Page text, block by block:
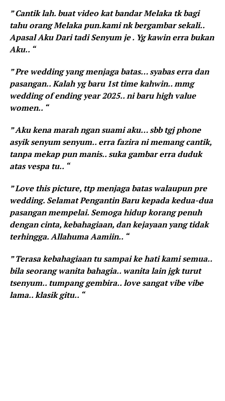
” Cantik lah. buat video kat bandar Melaka tk bagi
tahu orang Melaka pun.kami nk bergambar sekali..
Apasal Aku Dari tadi Senyum je . Yg kawin erra bukan
Aku.. “
” Pre wedding yang menjaga batas… syabas erra dan
pasangan.. Kalah yg baru 1st time kahwin.. mmg
wedding of ending year 2025.. ni baru high value
women.. “
” Aku kena marah ngan suami aku… sbb tgj phone
asyik senyum senyum.. erra fazira ni memang cantik,
tanpa mekap pun manis.. suka gambar erra duduk
atas vespa tu.. “
” Love this picture, ttp menjaga batas walaupun pre
wedding. Selamat Pengantin Baru kepada kedua-dua
pasangan mempelai. Semoga hidup korang penuh
dengan cinta, kebahagiaan, dan kejayaan yang tidak
terhingga. Allahuma Aamiin.. “
” Terasa kebahagiaan tu sampai ke hati kami semua..
bila seorang wanita bahagia.. wanita lain jgk turut
tsenyum.. tumpang gembira.. love sangat vibe vibe
lama.. klasik gitu.. “